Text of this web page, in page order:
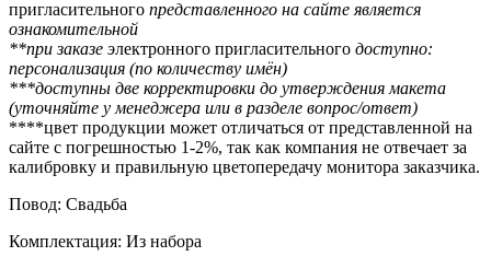
пригласительного представленного на сайте является
ознакомительной
**при заказе электронного пригласительного доступно:
персонализация (по количеству имён)
***доступны две корректировки до утверждения макета
(уточняйте у менеджера или в разделе вопрос/ответ)
****цвет продукции может отличаться от представленной на
сайте с погрешностью 1-2%, так как компания не отвечает за
калибровку и правильную цветопередачу монитора заказчика.
Повод: Свадьба
Комплектация: Из набора